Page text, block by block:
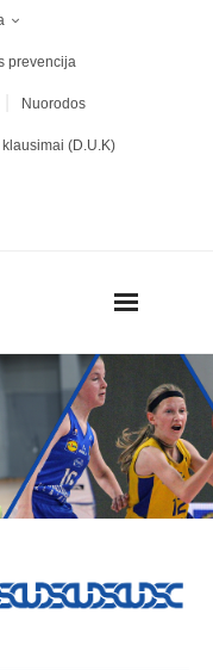
prevencija
Nuorodos
(D.U.K)